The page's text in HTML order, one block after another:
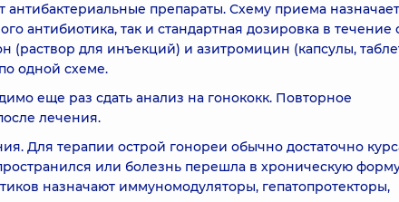
препараты. Схему приема
антибиотика, так и стандартная дозировка в течение
для инъекций) и азитромицин (капсулы,
одной схеме.
еще раз сдать анализ на гонококк. Повторное
лечения.
Для терапии острой гонореи обычно достаточно
или болезнь перешла в хроническую
назначают иммуномодуляторы, гепатопротекторы,